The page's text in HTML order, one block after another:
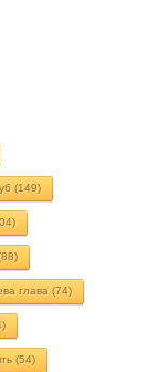
(149)
глава (74)
(54)